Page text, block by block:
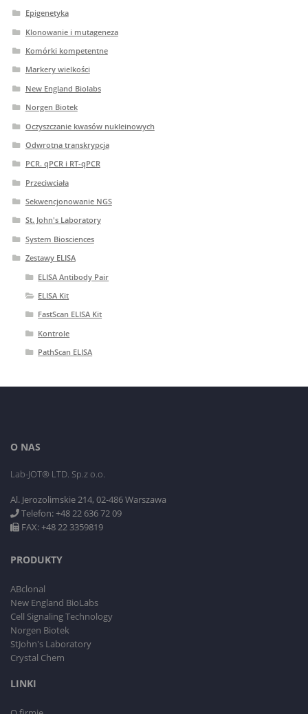
Epigenetyka
Klonowanie i mutageneza
Komórki kompetentne
Markery wielkości
New England Biolabs
Norgen Biotek
Oczyszczanie kwasów nukleinowych
Odwrotna transkrypcja
PCR. qPCR i RT-qPCR
Przeciwciała
Sekwencjonowanie NGS
St. John's Laboratory
System Biosciences
Zestawy ELISA
ELISA Antibody Pair
ELISA Kit
FastScan ELISA Kit
Kontrole
PathScan ELISA
O NAS
Lab-JOT® LTD. Sp.z o.o.
Al. Jerozolimskie 214, 02-486 Warszawa
Telefon: +48 22 636 72 09
FAX: +48 22 3359819
PRODUKTY
ABclonal
New England BioLabs
Cell Signaling Technology
Norgen Biotek
StJohn's Laboratory
Crystal Chem
LINKI